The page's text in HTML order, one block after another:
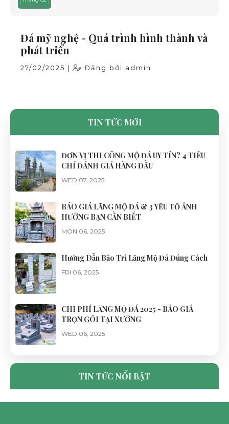
Đá mỹ nghệ - Quá trình hình thành và
phát triển
27/02/2025 | Đăng bởi admin
TIN TỨC MỚI
ĐƠN VỊ THI CÔNG MỘ ĐÁ UY TÍN? 4 TIÊU
CHÍ ĐÁNH GIÁ HÀNG ĐẦU
WED 07, 2025
BÁO GIÁ LĂNG MỘ ĐÁ & 3 YẾU TỐ ẢNH
HƯỞNG BẠN CẦN BIẾT
MON 06, 2025
Hướng Dẫn Bảo Trì Lăng Mộ Đá Đúng Cách
FRI 06, 2025
CHI PHÍ LĂNG MỘ ĐÁ 2025 - BÁO GIÁ
TRỌN GÓI TẠI XƯỞNG
WED 06, 2025
THỦY - ĐÁ MỸ NGHỆ NHẬT HÀ
TIN TỨC NỔI BẬT